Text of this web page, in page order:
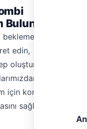
Bulun
edin,
oluşturun ve
fiyat
için kombi
sağlayın.